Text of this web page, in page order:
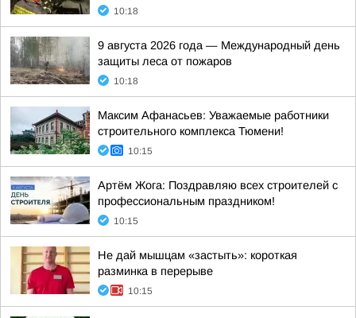
10:18
9 августа 2026 года — Международный день
защиты леса от пожаров
10:18
Максим Афанасьев: Уважаемые работники
строительного комплекса Тюмени!
10:15
Артём Жога: Поздравляю всех строителей с
профессиональным праздником!
10:15
Не дай мышцам «застыть»: короткая
разминка в перерыве
10:15